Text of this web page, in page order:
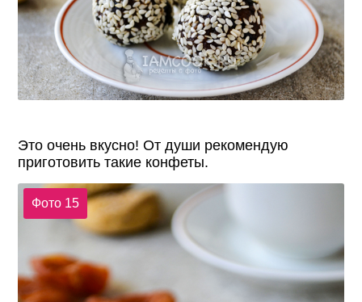
Это очень вкусно! От души рекомендую
приготовить такие конфеты.
Фото 15